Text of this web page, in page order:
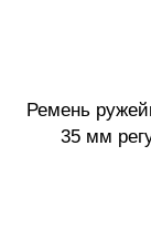
Ремень
35 мм